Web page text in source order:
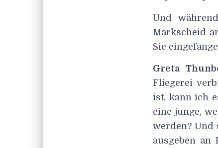
Und
Markscheid
Sie
Greta
Fliegerei
ist, kann ich
eine junge,
werden? Und
ausgeben an